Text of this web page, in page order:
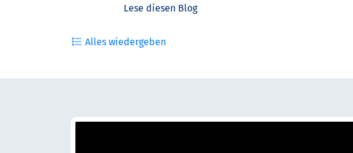
Lese diesen Blog
Alles wiedergeben